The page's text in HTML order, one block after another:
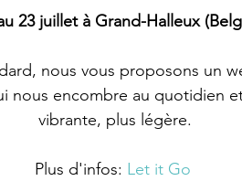
23 juillet à Grand-Halleux
nous vous proposons un
nous encombre au quotidien
vibrante, plus légère.
Plus d'infos: Let it Go